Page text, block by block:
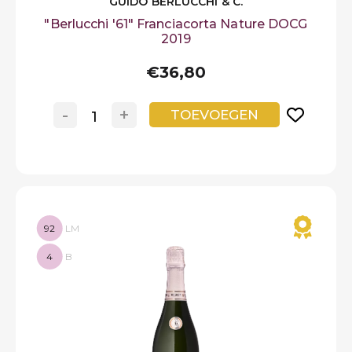
"Berlucchi '61" Franciacorta Nature DOCG
2019
€36,80
+
- TOEVOEGEN
92 LM
4 B